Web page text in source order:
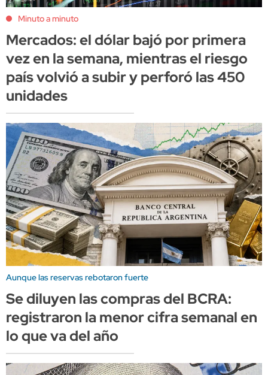
Minuto a minuto
Mercados: el dólar bajó por primera
vez en la semana, mientras el riesgo
país volvió a subir y perforó las 450
unidades
Aunque las reservas rebotaron fuerte
Se diluyen las compras del BCRA:
registraron la menor cifra semanal en
lo que va del año